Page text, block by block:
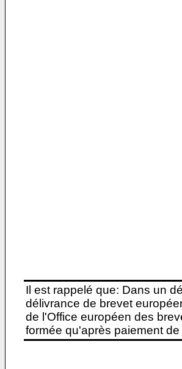
Il est rappelé que: Dans un
délivrance de brevet
de l'Office européen des
formée qu'après paiement